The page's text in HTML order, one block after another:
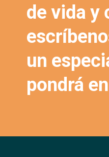
de vida y
un
pondrá